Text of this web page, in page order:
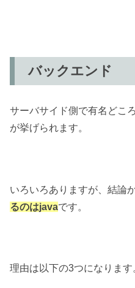
バックエンド
サーバサイド側で有名どこ
が挙げられます。
いろいろありますが、 結論
るのはjavaです。
理由は以下の3つになります